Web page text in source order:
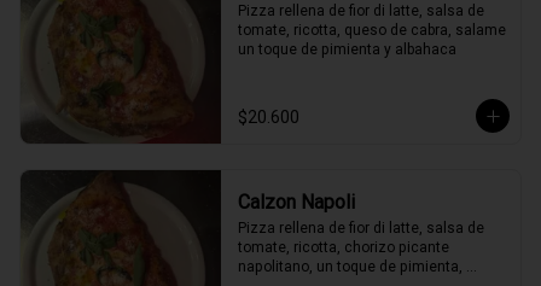
Pizza rellena de fior di latte, salsa de
tomate, ricotta, queso de cabra, salame
un toque de pimienta y albahaca
$20.600
Calzon Napoli
Pizza rellena de fior di latte, salsa de
tomate, ricotta, chorizo picante
napolitano, un toque de pimienta,